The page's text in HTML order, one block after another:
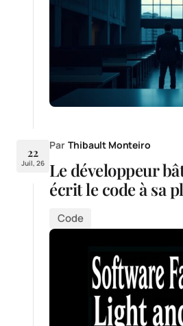
22
Juil, 26
Par Thibault Monteiro
Le développeur
écrit le code à sa
Code